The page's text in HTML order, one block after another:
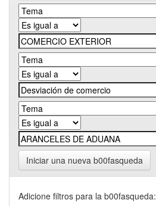
Iniciar una nueva b00fasqueda
Adicione filtros para la b00fasqueda: